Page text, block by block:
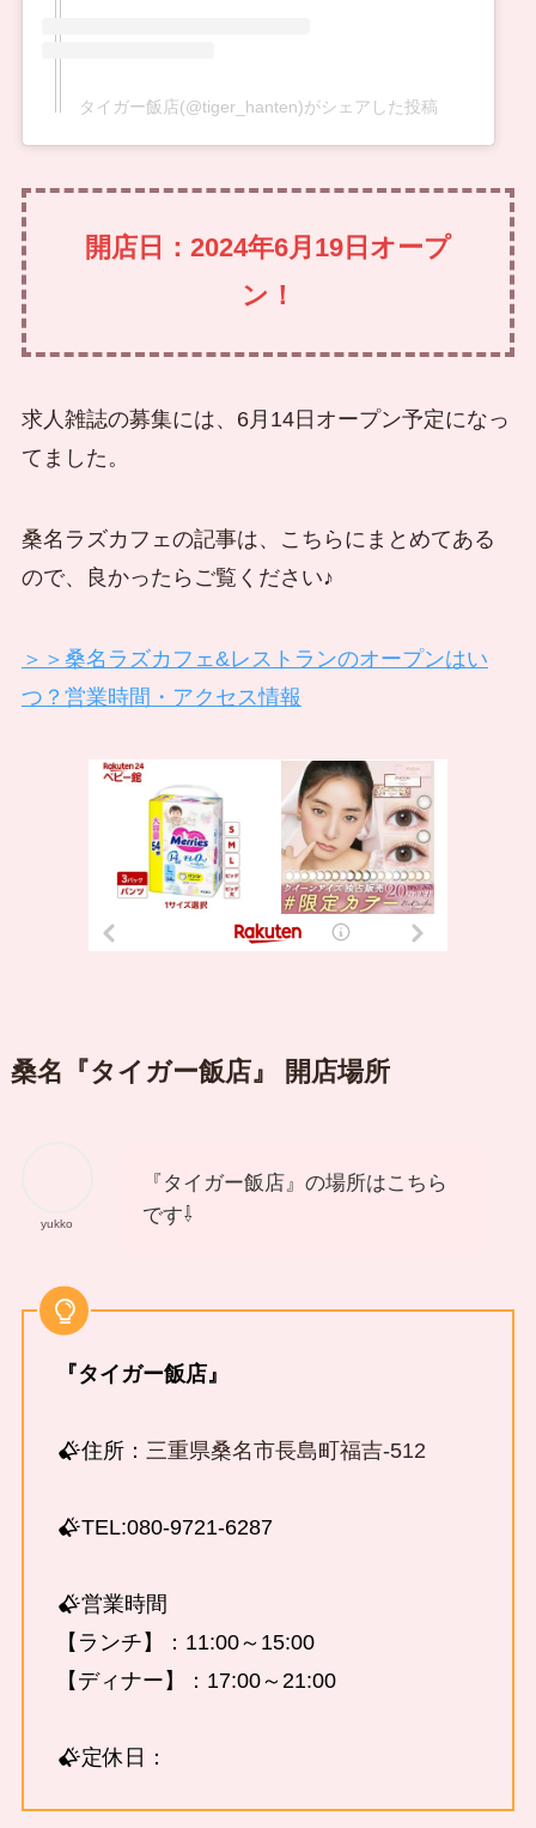
タイガー飯店(@tiger_hanten)がシェアした投稿
開店日： 2024年6月19日オープ
ン！
求人雑誌の募集には、6月14日オープン予定になっ
てました。
桑名ラズカフェの記事は、こちらにまとめてある
ので、良かったらご覧ください♪
＞＞桑名ラズカフェ&レストランのオープンはい
つ？営業時間・アクセス情報
桑名『タイガー飯店』 開店場所
yukko
『タイガー飯店』の場所はこちら
です⇩
『タイガー飯店』
住所：三重県桑名市長島町福吉-512
TEL:080-9721-6287
営業時間
【ランチ】：11:00～15:00
【ディナー】：17:00～21:00
定休日：